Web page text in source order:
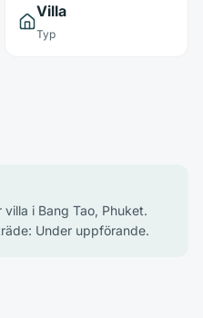
Villa
Typ
i Bang Tao, Phuket.
Under uppförande.